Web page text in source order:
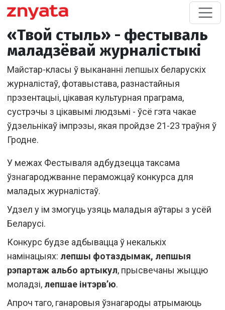
«Твой стыль» - фестываль
маладзёвай журналістыкі
Майстар-класы ў выкананні лепшых беларускіх
журналістаў, фотавыстава, разнастайныя
прэзентацыі, цікавая культурная праграма,
сустрэчы з цікавымі людзьмі - ўсё гэта чакае
ўдзельнікаў імпрэзы, якая пройдзе 21-23 траўня ў
Гродне.
У межах Фестываля адбудзецца таксама
ўзнагароджванне пераможцаў конкурса для
маладых журналістаў.
Удзел у ім змогуць узяць маладыя аўтары з усёй
Беларусі.
Конкурс будзе адбывацца ў некалькіх
намінацыях: лепшы фотаздымак, лепшыя
рэпартаж альбо артыкул, прысвечаны жыццю
моладзі, лепшае інтэрв’ю.
Апроч таго, ганаровыя ўзнагароды атрымаюць